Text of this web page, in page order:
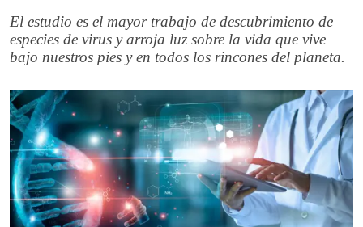
El estudio es el mayor trabajo de descubrimiento de
especies de virus y arroja luz sobre la vida que vive
bajo nuestros pies y en todos los rincones del planeta.